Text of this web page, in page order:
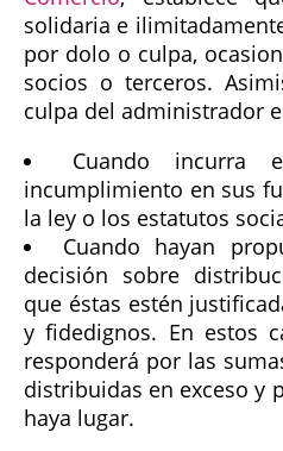
solidaria e
por dolo o culpa,
socios o terceros.
culpa del administrador
Cuando incurra
incumplimiento en sus
la ley o los estatutos
Cuando hayan
decisión sobre
que éstas estén
y fidedignos. En estos
responderá por las
distribuidas en exceso y
haya lugar.